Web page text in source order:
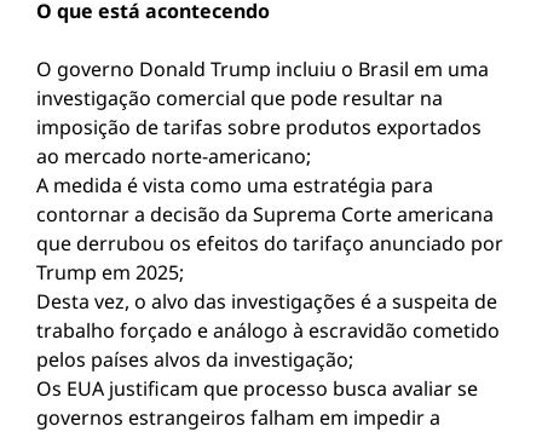
O que está acontecendo
O governo Donald Trump incluiu o Brasil em uma
investigação comercial que pode resultar na
imposição de tarifas sobre produtos exportados
ao mercado norte-americano;
A medida é vista como uma estratégia para
contornar a decisão da Suprema Corte americana
que derrubou os efeitos do tarifaço anunciado por
Trump em 2025;
Desta vez, o alvo das investigações é a suspeita de
trabalho forçado e análogo à escravidão cometido
pelos países alvos da investigação;
Os EUA justificam que processo busca avaliar se
governos estrangeiros falham em impedir a